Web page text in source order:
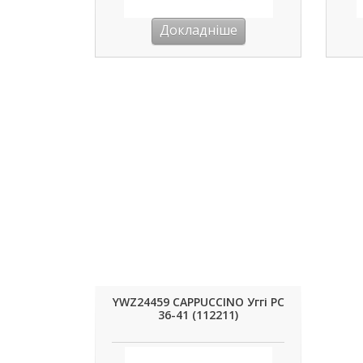
Докладніше
YWZ24459 CAPPUCCINO Уггі РС
36-41 (112211)